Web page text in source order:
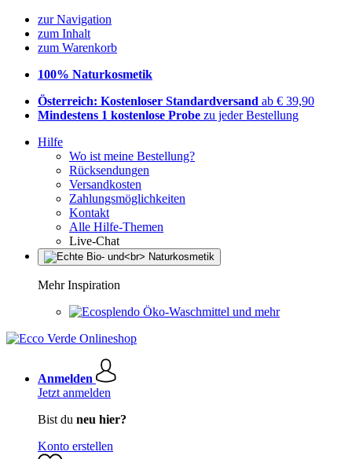
zur Navigation
zum Inhalt
zum Warenkorb
100% Naturkosmetik
Österreich: Kostenloser Standardversand ab € 39,90
Mindestens 1 kostenlose Probe zu jeder Bestellung
Hilfe
Wo ist meine Bestellung?
Rücksendungen
Versandkosten
Zahlungsmöglichkeiten
Kontakt
Alle Hilfe-Themen
Live-Chat
Mehr Inspiration
Öko-Waschmittel und mehr
Anmelden
Jetzt anmelden
Bist du neu hier?
Konto erstellen